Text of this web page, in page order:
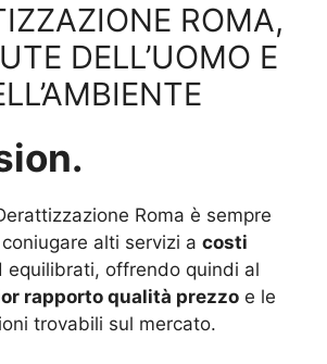
ROMA,
DELL’UOMO E
Roma è sempre
alti servizi a costi
equilibrati, offrendo quindi al
rapporto qualità prezzo e le
trovabili sul mercato.